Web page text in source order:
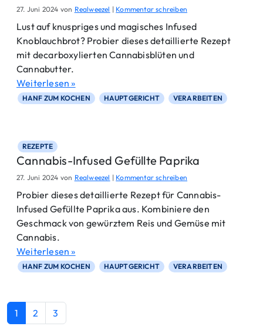
27. Juni 2024 von Realweezel | Kommentar schreiben
Lust auf knuspriges und magisches Infused
Knoblauchbrot? Probier dieses detaillierte Rezept
mit decarboxylierten Cannabisblüten und
Cannabutter.
Weiterlesen »
HANF ZUM KOCHEN HAUPTGERICHT VERARBEITEN
REZEPTE
Cannabis-Infused Gefüllte Paprika
27. Juni 2024 von Realweezel | Kommentar schreiben
Probier dieses detaillierte Rezept für Cannabis-
Infused Gefüllte Paprika aus. Kombiniere den
Geschmack von gewürztem Reis und Gemüse mit
Cannabis.
Weiterlesen »
HANF ZUM KOCHEN HAUPTGERICHT VERARBEITEN
Seiten-Navigation
Aktuelle Seite
1 Seite
2 Seite
3